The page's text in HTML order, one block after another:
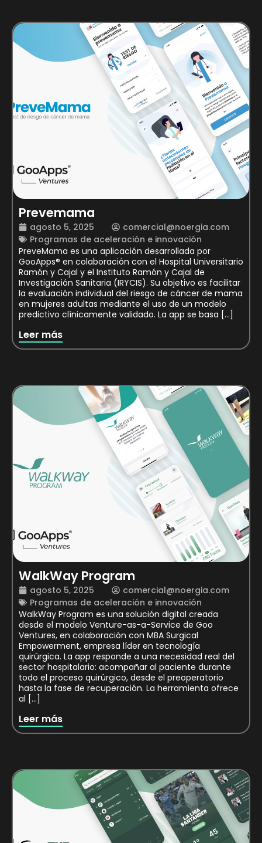
Prevemama
agosto 5, 2025
comercial@noergia.com
Programas de aceleración e innovación
PreveMama es una aplicación desarrollada por
GooApps® en colaboración con el Hospital Universitario
Ramón y Cajal y el Instituto Ramón y Cajal de
Investigación Sanitaria (IRYCIS). Su objetivo es facilitar
la evaluación individual del riesgo de cáncer de mama
en mujeres adultas mediante el uso de un modelo
predictivo clínicamente validado. La app se basa […]
Leer más
WalkWay Program
agosto 5, 2025
comercial@noergia.com
Programas de aceleración e innovación
WalkWay Program es una solución digital creada
desde el modelo Venture-as-a-Service de Goo
Ventures, en colaboración con MBA Surgical
Empowerment, empresa líder en tecnología
quirúrgica. La app responde a una necesidad real del
sector hospitalario: acompañar al paciente durante
todo el proceso quirúrgico, desde el preoperatorio
hasta la fase de recuperación. La herramienta ofrece
al […]
Leer más